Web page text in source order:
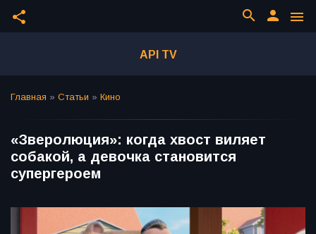
share menu
person
search
API TV
Главная » Статьи » Кино
«Зверолюция»: когда хвост виляет
собакой, а девочка становится
супергероем